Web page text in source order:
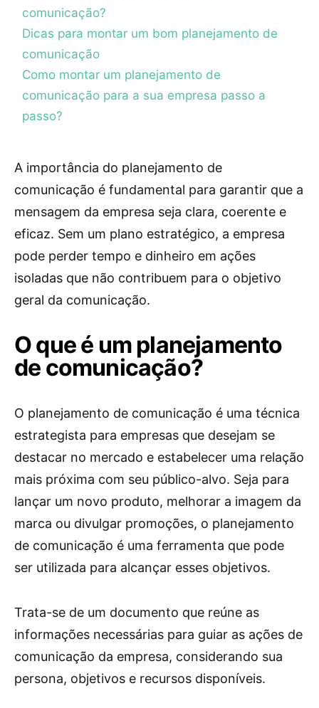
comunicação?
Dicas para montar um bom planejamento de
comunicação
Como montar um planejamento de
comunicação para a sua empresa passo a
passo?
A importância do planejamento de
comunicação é fundamental para garantir que a
mensagem da empresa seja clara, coerente e
eficaz. Sem um plano estratégico, a empresa
pode perder tempo e dinheiro em ações
isoladas que não contribuem para o objetivo
geral da comunicação.
O que é um planejamento
de comunicação?
O planejamento de comunicação é uma técnica
estrategista para empresas que desejam se
destacar no mercado e estabelecer uma relação
mais próxima com seu público-alvo. Seja para
lançar um novo produto, melhorar a imagem da
marca ou divulgar promoções, o planejamento
de comunicação é uma ferramenta que pode
ser utilizada para alcançar esses objetivos.
Trata-se de um documento que reúne as
informações necessárias para guiar as ações de
comunicação da empresa, considerando sua
persona, objetivos e recursos disponíveis.